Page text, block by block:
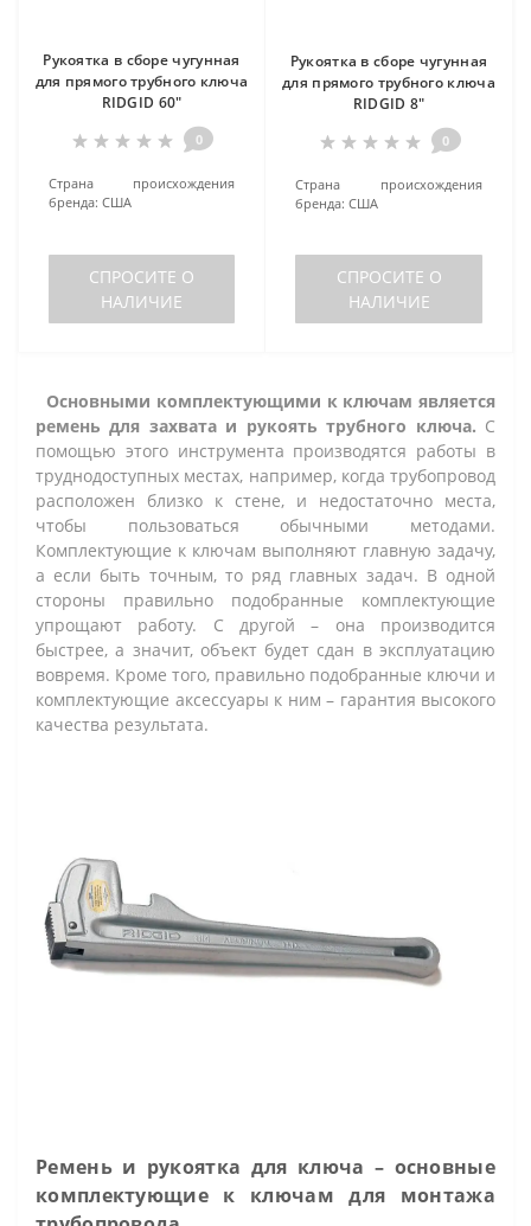
Рукоятка в сборе чугунная
для прямого трубного ключа
RIDGID 60"
0
Страна происхождения
бренда: США
СПРОСИТЕ О
НАЛИЧИЕ
Рукоятка в сборе чугунная
для прямого трубного ключа
RIDGID 8"
0
Страна происхождения
бренда: США
СПРОСИТЕ О
НАЛИЧИЕ
Основными комплектующими к ключам является
ремень для захвата и рукоять трубного ключа. С
помощью этого инструмента производятся работы в
труднодоступных местах, например, когда трубопровод
расположен близко к стене, и недостаточно места,
чтобы пользоваться обычными методами.
Комплектующие к ключам выполняют главную задачу,
а если быть точным, то ряд главных задач. В одной
стороны правильно подобранные комплектующие
упрощают работу. С другой – она производится
быстрее, а значит, объект будет сдан в эксплуатацию
вовремя. Кроме того, правильно подобранные ключи и
комплектующие аксессуары к ним – гарантия высокого
качества результата.
Ремень и рукоятка для ключа – основные
комплектующие к ключам для монтажа